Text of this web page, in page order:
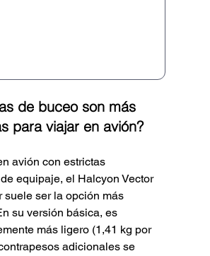
de buceo son más
para viajar en avión?
avión con estrictas
equipaje, el Halcyon Vector
suele ser la opción más
su versión básica, es
más ligero (1,41 kg por
adicionales se